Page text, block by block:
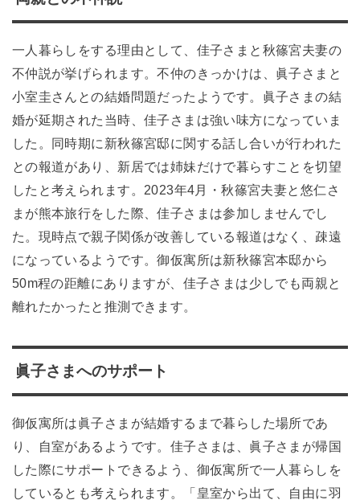
一人暮らしをする理由として、佳子さまと秋篠宮夫妻の
不仲説が挙げられます。不仲のきっかけは、眞子さまと
小室圭さんとの結婚問題だったようです。眞子さまの結
婚が延期された当時、佳子さまは強い味方になっていま
した。同時期に新秋篠宮邸に関する話し合いが行われた
との報道があり、新居では姉妹だけで暮らすことを切望
したと考えられます。2023年4月・秋篠宮夫妻と悠仁さ
まが熊本旅行をした際、佳子さまは参加しませんでし
た。現時点で親子関係が改善している報道はなく、疎遠
になっているようです。御仮寓所は新秋篠宮本邸から
50m程の距離にありますが、佳子さまは少しでも両親と
離れたかったと推測できます。
眞子さまへのサポート
御仮寓所は眞子さまが結婚するまで暮らした場所であ
り、自室があるようです。佳子さまは、眞子さまが帰国
した際にサポートできるよう、御仮寓所で一人暮らしを
しているとも考えられます。「皇室から出て、自由に羽